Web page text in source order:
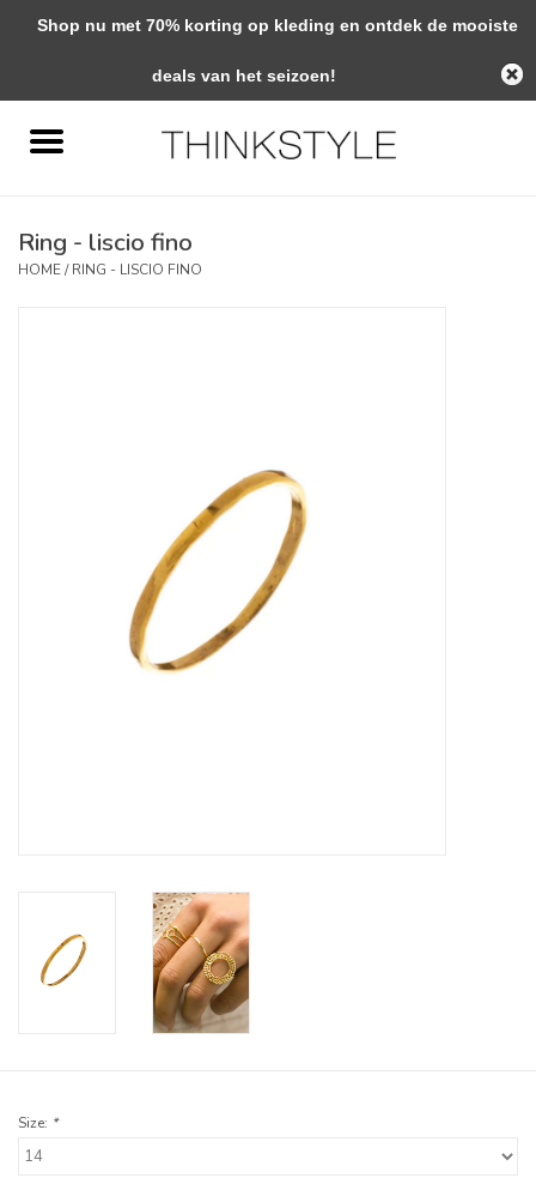
0 Artikelen - €0,00
Woondecoratie
Cadeaubonnen
Ring - liscio fino
HOME/RING - LISCIO FINO
Size: *
Shop nu met 70% korting op kleding en ontdek de mooiste
deals van het seizoen!